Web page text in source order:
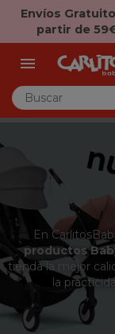
Envíos
partir de

En
productos
tienda la mejor
la